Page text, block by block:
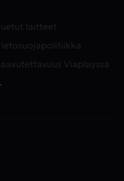
laitteet
Viaplayssa